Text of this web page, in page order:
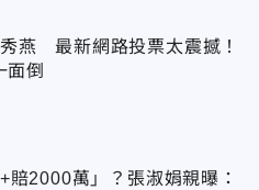
燕 最新網路投票太震撼！
面倒
賠2000萬」？張淑娟親曝：